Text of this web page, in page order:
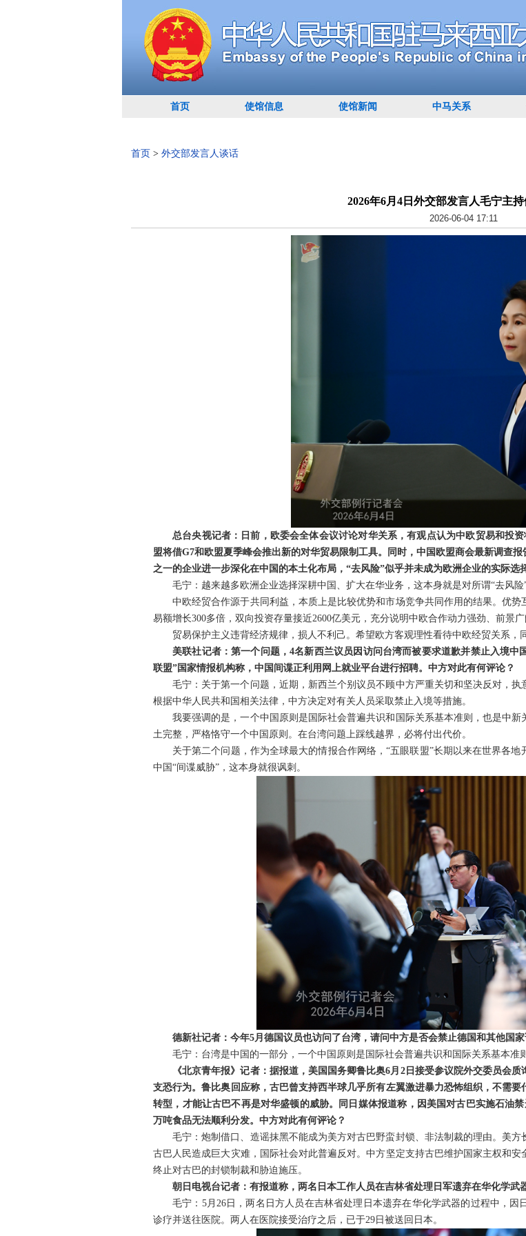
首页 使馆信息 使馆新闻 中马关系
首页 > 外交部发言人谈话
2026年6月4日外交部发言人毛宁主
2026-06-04 17:11
总台央视记者：日前，欧委会全体会议讨论对华关系，有观点认为中欧贸易和投
盟将借G7和欧盟夏季峰会推出新的对华贸易限制工具。同时，中国欧盟商会最新调查
之一的企业进一步深化在中国的本土化布局，“去风险”似乎并未成为欧洲企业的实际选
毛宁：越来越多欧洲企业选择深耕中国、扩大在华业务，这本身就是对所谓“去风险
中欧经贸合作源于共同利益，本质上是比较优势和市场竞争共同作用的结果。优
易额增长300多倍，双向投资存量接近2600亿美元，充分说明中欧合作动力强劲、前景广
贸易保护主义违背经济规律，损人不利己。希望欧方客观理性看待中欧经贸关系，
美联社记者：第一个问题，4名新西兰议员因访问台湾而被要求道歉并禁止入境
联盟”国家情报机构称，中国间谍正利用网上就业平台进行招聘。中方对此有何评论？
毛宁：关于第一个问题，近期，新西兰个别议员不顾中方严重关切和坚决反对，
根据中华人民共和国相关法律，中方决定对有关人员采取禁止入境等措施。
我要强调的是，一个中国原则是国际社会普遍共识和国际关系基本准则，也是中
土完整，严格恪守一个中国原则。在台湾问题上踩线越界，必将付出代价。
关于第二个问题，作为全球最大的情报合作网络，“五眼联盟”长期以来在世界各
中国“间谍威胁”，这本身就很讽刺。
德新社记者：今年5月德国议员也访问了台湾，请问中方是否会禁止德国和其他国
毛宁：台湾是中国的一部分，一个中国原则是国际社会普遍共识和国际关系基本准
《北京青年报》记者：据报道，美国国务卿鲁比奥6月2日接受参议院外交委员会
支恐行为。鲁比奥回应称，古巴曾支持西半球几乎所有左翼激进暴力恐怖组织，不需
转型，才能让古巴不再是对华盛顿的威胁。同日媒体报道称，因美国对古巴实施石油
万吨食品无法顺利分发。中方对此有何评论？
毛宁：炮制借口、造谣抹黑不能成为美方对古巴野蛮封锁、非法制裁的理由。美
古巴人民造成巨大灾难，国际社会对此普遍反对。中方坚定支持古巴维护国家主权和
终止对古巴的封锁制裁和胁迫施压。
朝日电视台记者：有报道称，两名日本工作人员在吉林省处理日军遗弃在华化学武
毛宁：5月26日，两名日方人员在吉林省处理日本遗弃在华化学武器的过程中，
诊疗并送往医院。两人在医院接受治疗之后，已于29日被送回日本。